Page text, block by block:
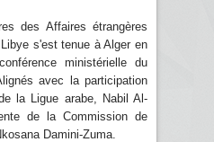
des Affaires étrangères
s'est tenue à Alger en
ministérielle du
avec la participation
la Ligue arabe, Nabil Al-
de la Commission de
Damini-Zuma.